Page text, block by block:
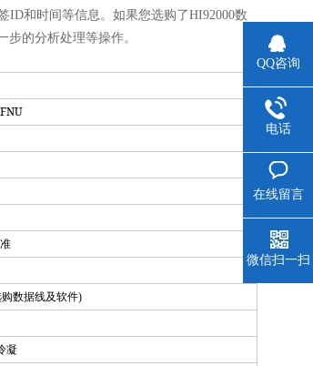
ID和时间等信息。如果您选购了HI92000数
的分析处理等操作。
数据线及软件)
凝
QQ咨询
电话
在线留言
微信扫一扫